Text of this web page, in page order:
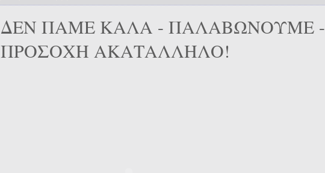
ΔΕΝ ΠΑΜΕ ΚΑΛΑ - ΠΑΛΑΒΩΝΟΥΜΕ -
ΠΡΟΣΟΧΗ ΑΚΑΤΑΛΛΗΛΟ!